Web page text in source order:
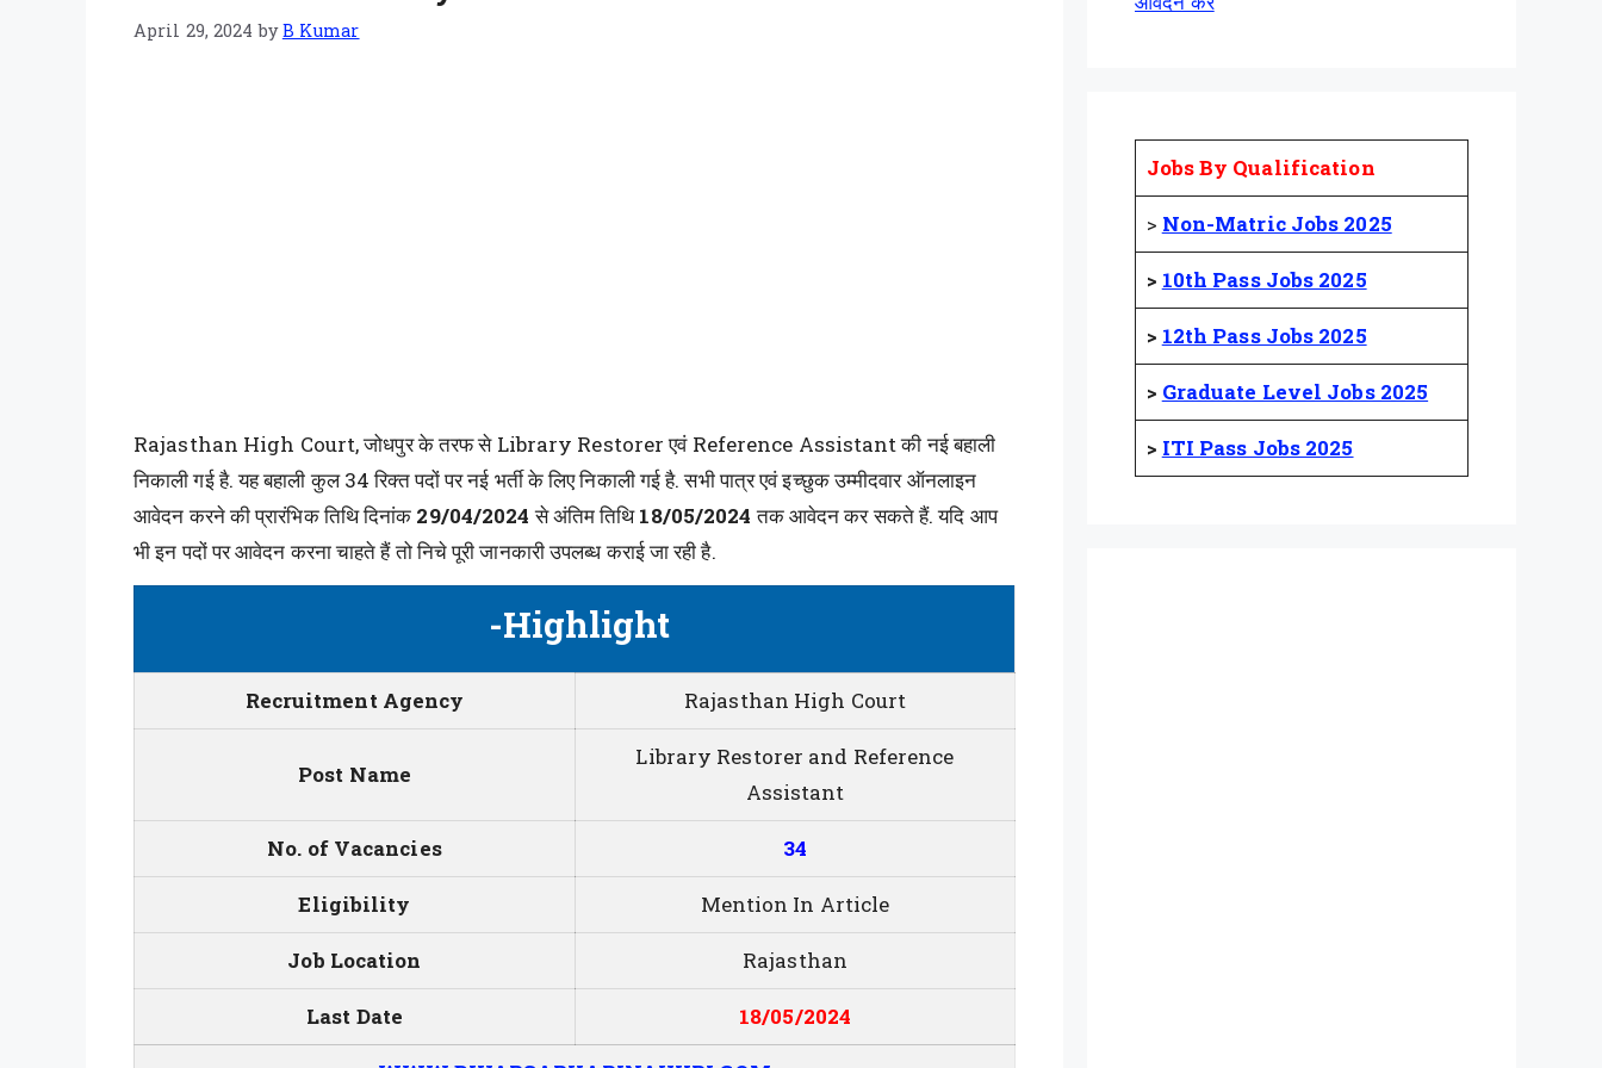
April 29, 2024 byB Kumar
Rajasthan High Court, जोधपुर के तरफ से Library Restorer एवं Reference Assistant की नई बहाली
निकाली गई है. यह बहाली कुल 34 रिक्त पदों पर नई भर्ती के लिए निकाली गई है. सभी पात्र एवं इच्छुक उम्मीदवार ऑनलाइन
आवेदन करने की प्रारंभिक तिथि दिनांक 29/04/2024 से अंतिम तिथि18/05/2024 तक आवेदन कर सकते हैं. यदि आप
भी इन पदों पर आवेदन करना चाहते हैं तो निचे पूरी जानकारी उपलब्ध कराई जा रही है.
-Highlight
Recruitment Agency Rajasthan High Court
Post Name
Library Restorer and Reference
Assistant
No. of Vacancies 34
Eligibility Mention In Article
Job Location Rajasthan
Last Date 18/05/2024
Jobs By Qualification
> Non-Matric Jobs 2025
> 10th Pass Jobs 2025
> 12th Pass Jobs 2025
> Graduate Level Jobs 2025
> ITI Pass Jobs 2025